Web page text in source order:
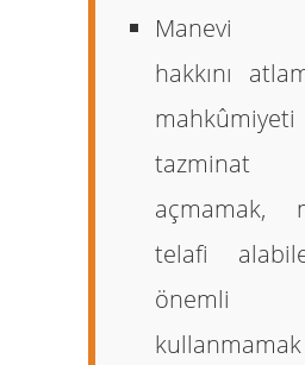
Manevi
hakkını
tazminat
açmamak,
telafi
önemli
kullanmamak